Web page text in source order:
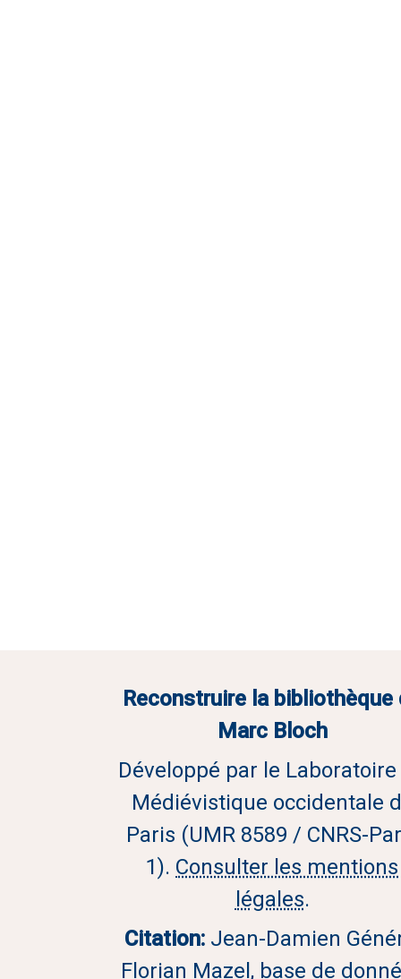
Reconstruire la bibliothèque
Marc Bloch
Développé par le
Médiévistique occidentale
Paris (UMR 8589 / CNRS-
1). Consulter les mentions
légales.
Citation: Jean-Damien
Florian Mazel, base de